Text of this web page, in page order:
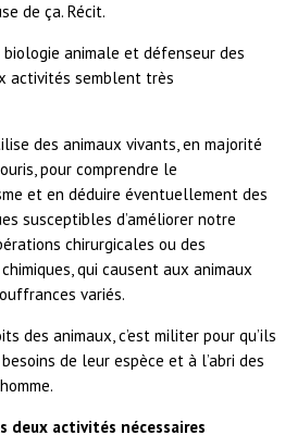
de ça. Récit.
animale et défenseur des
activités semblent très
des animaux vivants, en majorité
pour comprendre le
et en déduire éventuellement des
susceptibles d’améliorer notre
chirurgicales ou des
qui causent aux animaux
variés.
des animaux, c’est militer pour qu’ils
de leur espèce et à l’abri des
deux activités nécessaires